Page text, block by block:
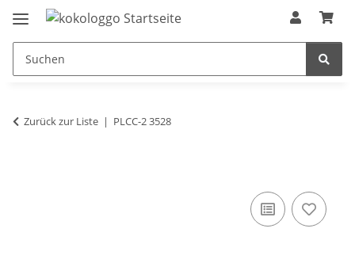
Zurück zur Liste PLCC-2 3528